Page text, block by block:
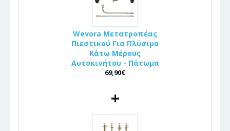
Wevora Μετατροπέας
Πιεστικού Για Πλύσιμο
Κάτω Μέρους
Αυτοκινήτου - Πάτωμα
69,90€
+